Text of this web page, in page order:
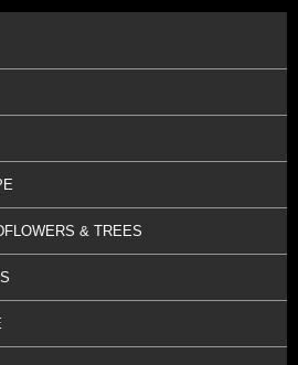
& TREES